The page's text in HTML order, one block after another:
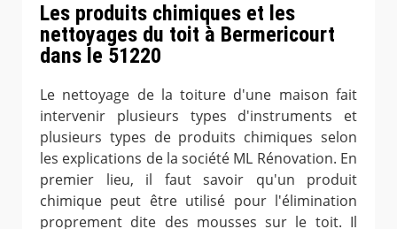
Les produits chimiques et les
nettoyages du toit à Bermericourt
dans le 51220
Le nettoyage de la toiture d'une maison fait
intervenir plusieurs types d'instruments et
plusieurs types de produits chimiques selon
les explications de la société ML Rénovation. En
premier lieu, il faut savoir qu'un produit
chimique peut être utilisé pour l'élimination
proprement dite des mousses sur le toit. Il